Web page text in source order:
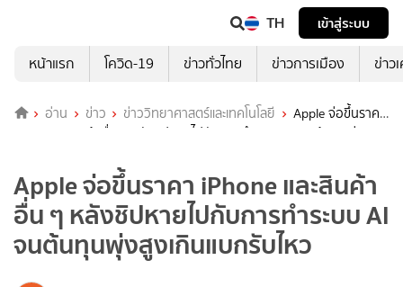
TH
เข้าสู่ระบบ
หน้าแรก
โควิด-19 ข่าวทั่วไทย ข่าวการเมือง ข่าว
อ่าน ข่าว ข่าววิทยาศาสตร์และเทคโนโลยี
Apple จ่อขึ้นราคา
iPhone และสินค้าอื่น ๆ หลังชิปหายไปกับการทำระบบ AI จนต้นทุนพุ่งสูง
Apple จ่อขึ้นราคา iPhone และสินค้า
อื่น ๆ หลังชิปหายไปกับการทำระบบ AI
จนต้นทุนพุ่งสูงเกินแบกรับไหว